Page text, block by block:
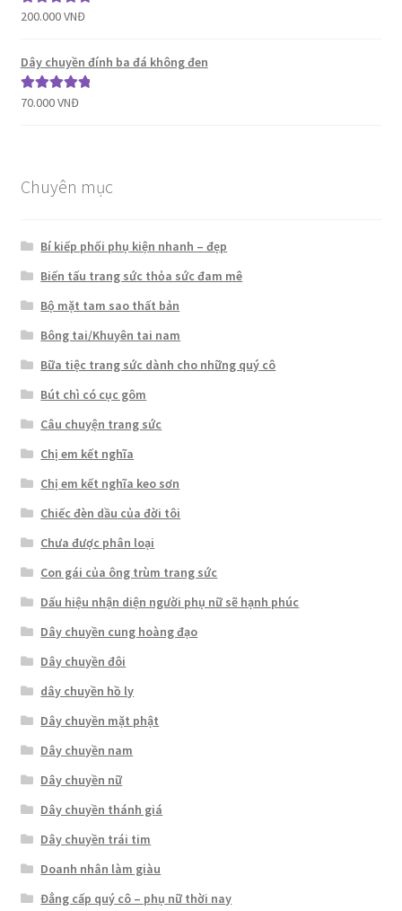
Được xếp
sao
200.000VNĐ
Dây chuyền đính ba đá không đen
Được xếp
70.000VNĐ
Chuyên mục
Bí kiếp phối phụ kiện nhanh – đẹp
Biến tấu trang sức thỏa sức đam mê
Bộ mặt tam sao thất bản
Bông tai/Khuyên tai nam
Bữa tiệc trang sức dành cho những quý cô
Bút chì có cục gôm
Câu chuyện trang sức
Chị em kết nghĩa
Chị em kết nghĩa keo sơn
Chiếc đèn dầu của đời tôi
Chưa được phân loại
Con gái của ông trùm trang sức
Dấu hiệu nhận diện người phụ nữ sẽ hạnh phúc
Dây chuyền cung hoàng đạo
Dây chuyền đôi
dây chuyền hồ ly
Dây chuyền mặt phật
Dây chuyền nam
Dây chuyền nữ
Dây chuyền thánh giá
Dây chuyền trái tim
Doanh nhân làm giàu
Đẳng cấp quý cô – phụ nữ thời nay